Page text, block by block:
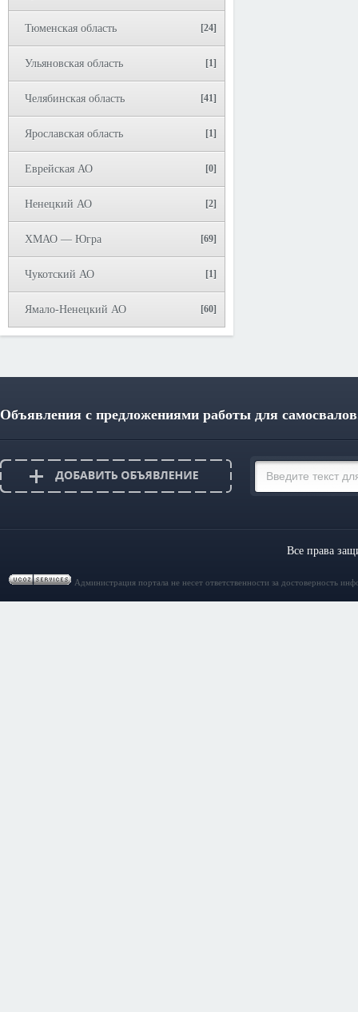
Тюменская область [24]
Ульяновская область [1]
Челябинская область [41]
Ярославская область [1]
Еврейская АО [0]
Ненецкий АО [2]
ХМАО — Югра [69]
Чукотский АО [1]
Ямало-Ненецкий АО [60]
Объявления с предложениями работы для
Все права
Администрация портала не несет ответственности за достоверность